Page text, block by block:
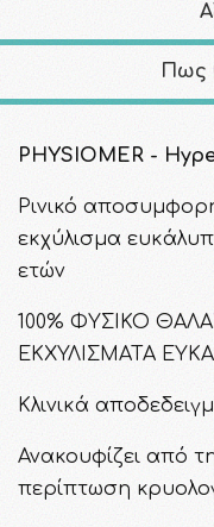
Πως
PHYSIOMER -
Ρινικό
εκχύλισμα
ετών
100% ΦΥΣΙΚΟ
ΕΚΧΥΛΙΣΜΑΤΑ
Κλινικά
Ανακουφίζει από
περίπτωση